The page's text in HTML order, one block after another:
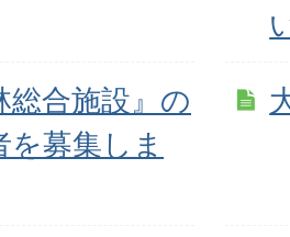
総合施設』の
を募集しま